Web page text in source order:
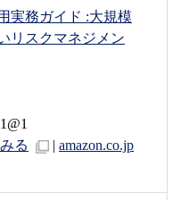
実務ガイド :大規模
リスクマネジメン
る
| amazon.co.jp